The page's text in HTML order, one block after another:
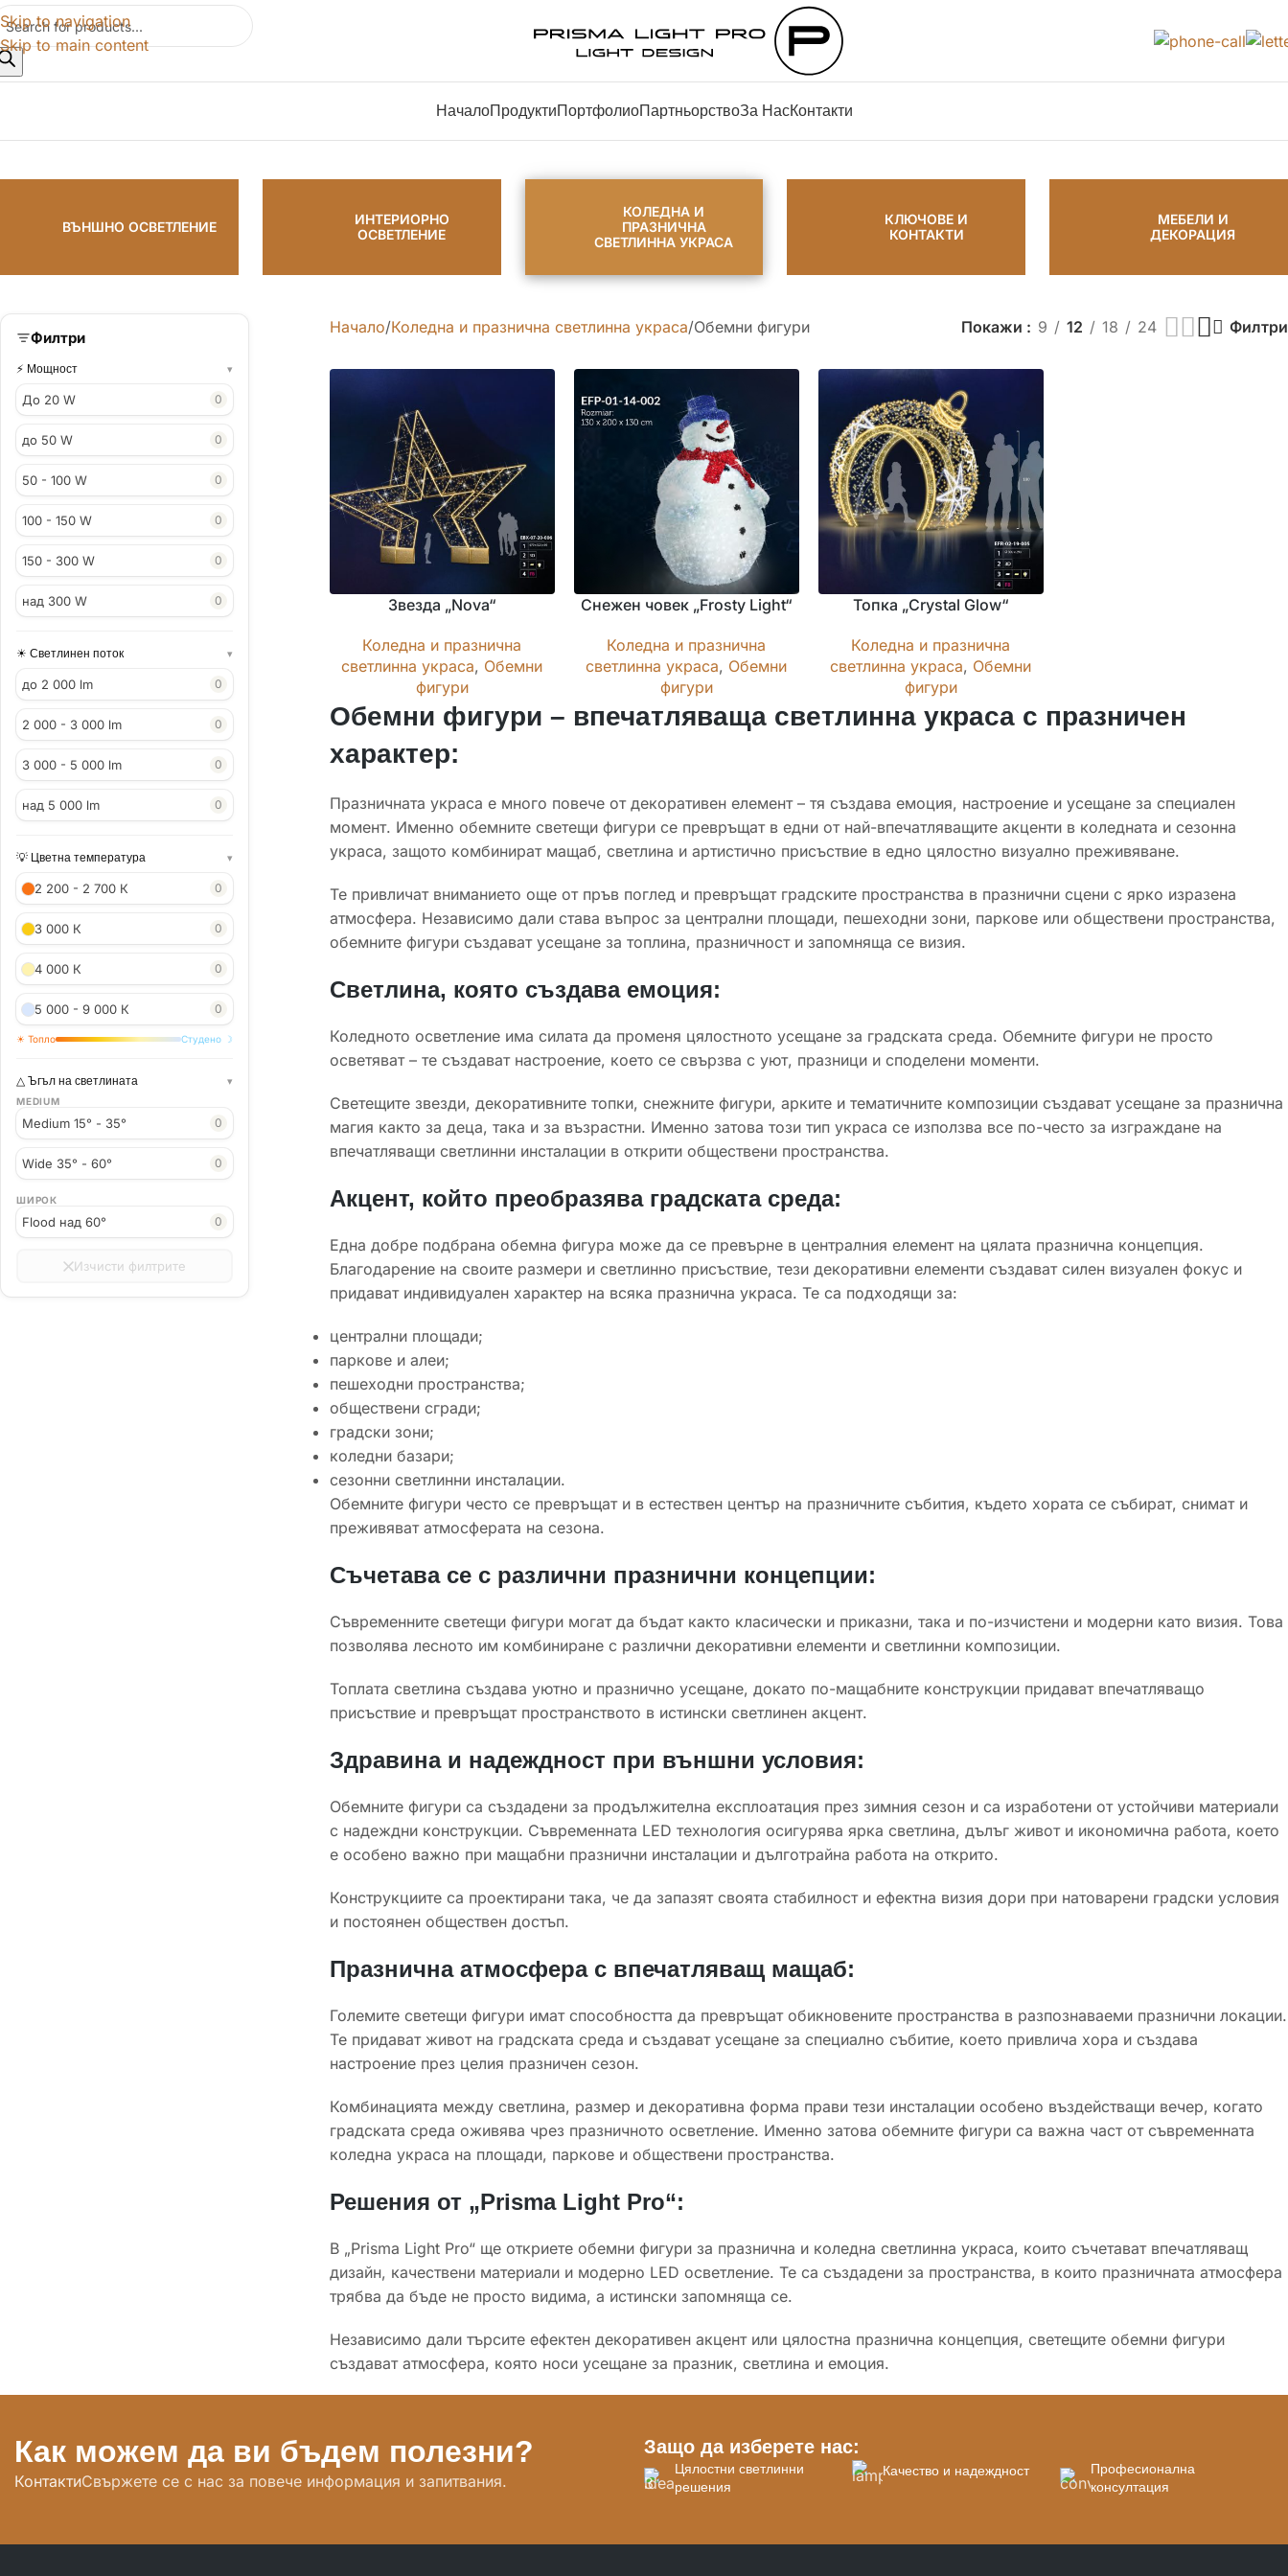
Skip to navigation
Skip to main content
НачалоПродуктиПортфолиоПартньорствоЗа НасКонтакти
ВЪНШНО ОСВЕТЛЕНИЕ
ИНТЕРИОРНО
ОСВЕТЛЕНИЕ
КОЛЕДНА И
ПРАЗНИЧНА
СВЕТЛИННА УКРАСА
КЛЮЧОВЕ И
КОНТАКТИ
МЕБЕЛИ И
ДЕКОРАЦИЯ
Филтри
Мощност
До 20 W 0
до 50 W 0
50 - 100 W 0
100 - 150 W 0
150 - 300 W 0
над 300 W 0
Светлинен поток
до 2 000 lm 0
2 000 - 3 000 lm 0
3 000 - 5 000 lm 0
над 5 000 lm 0
Цветна температура
2 200 - 2 700 К 0
3 000 К 0
4 000 К 0
5 000 - 9 000 К 0
☀ Топло Студено ☽
Ъгъл на светлината
MEDIUM
Medium 15° - 35° 0
Wide 35° - 60° 0
ШИРОК
Flood над 60° 0
Изчисти филтрите
Начало Коледна и празнична светлинна украса Обемни фигури Покажи 9 12 18 24 Филтри
Звезда „Nova“
Коледна и празнична
светлинна украса, Обемни
фигури
Снежен човек „Frosty Light“
Коледна и празнична
светлинна украса, Обемни
фигури
Топка „Crystal Glow“
Коледна и празнична
светлинна украса, Обемни
фигури
Обемни фигури – впечатляваща светлинна украса с празничен
характер:
Празничната украса е много повече от декоративен елемент – тя създава емоция, настроение и усещане за специален
момент. Именно обемните светещи фигури се превръщат в едни от най-впечатляващите акценти в коледната и сезонна
украса, защото комбинират мащаб, светлина и артистично присъствие в едно цялостно визуално преживяване.
Те привличат вниманието още от пръв поглед и превръщат градските пространства в празнични сцени с ярко изразена
атмосфера. Независимо дали става въпрос за централни площади, пешеходни зони, паркове или обществени пространства,
обемните фигури създават усещане за топлина, празничност и запомняща се визия.
Светлина, която създава емоция:
Коледното осветление има силата да променя цялостното усещане за градската среда. Обемните фигури не просто
осветяват – те създават настроение, което се свързва с уют, празници и споделени моменти.
Светещите звезди, декоративните топки, снежните фигури, арките и тематичните композиции създават усещане за празнична
магия както за деца, така и за възрастни. Именно затова този тип украса се използва все по-често за изграждане на
впечатляващи светлинни инсталации в открити обществени пространства.
Акцент, който преобразява градската среда:
Една добре подбрана обемна фигура може да се превърне в централния елемент на цялата празнична концепция.
Благодарение на своите размери и светлинно присъствие, тези декоративни елементи създават силен визуален фокус и
придават индивидуален характер на всяка празнична украса. Те са подходящи за:
централни площади;
паркове и алеи;
пешеходни пространства;
обществени сгради;
градски зони;
коледни базари;
сезонни светлинни инсталации.
Обемните фигури често се превръщат и в естествен център на празничните събития, където хората се събират, снимат и
преживяват атмосферата на сезона.
Съчетава се с различни празнични концепции:
Съвременните светещи фигури могат да бъдат както класически и приказни, така и по-изчистени и модерни като визия. Това
позволява лесното им комбиниране с различни декоративни елементи и светлинни композиции.
Топлата светлина създава уютно и празнично усещане, докато по-мащабните конструкции придават впечатляващо
присъствие и превръщат пространството в истински светлинен акцент.
Здравина и надеждност при външни условия:
Обемните фигури са създадени за продължителна експлоатация през зимния сезон и са изработени от устойчиви материали
с надеждни конструкции. Съвременната LED технология осигурява ярка светлина, дълъг живот и икономична работа, което
е особено важно при мащабни празнични инсталации и дълготрайна работа на открито.
Конструкциите са проектирани така, че да запазят своята стабилност и ефектна визия дори при натоварени градски условия
и постоянен обществен достъп.
Празнична атмосфера с впечатляващ мащаб:
Големите светещи фигури имат способността да превръщат обикновените пространства в разпознаваеми празнични локации.
Те придават живот на градската среда и създават усещане за специално събитие, което привлича хора и създава
настроение през целия празничен сезон.
Комбинацията между светлина, размер и декоративна форма прави тези инсталации особено въздействащи вечер, когато
градската среда оживява чрез празничното осветление. Именно затова обемните фигури са важна част от съвременната
коледна украса на площади, паркове и обществени пространства.
Решения от „Prisma Light Pro“:
В „Prisma Light Pro“ ще откриете обемни фигури за празнична и коледна светлинна украса, които съчетават впечатляващ
дизайн, качествени материали и модерно LED осветление. Те са създадени за пространства, в които празничната атмосфера
трябва да бъде не просто видима, а истински запомняща се.
Независимо дали търсите ефектен декоративен акцент или цялостна празнична концепция, светещите обемни фигури
създават атмосфера, която носи усещане за празник, светлина и емоция.
Как можем да ви бъдем полезни?
КонтактиСвържете се с нас за повече информация и запитвания.
Защо да изберете нас:
Цялостни светлинни
решения
Качество и надеждност
Професионална
консултация